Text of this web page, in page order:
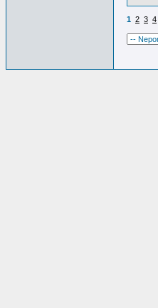
1 2 3 4